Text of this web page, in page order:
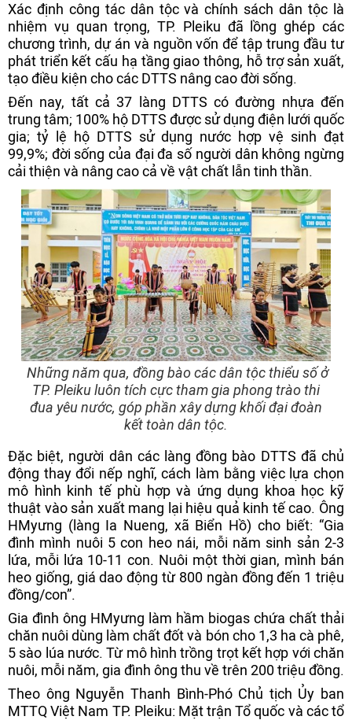
Xác định công tác dân tộc và chính sách dân tộc là
nhiệm vụ quan trọng, TP. Pleiku đã lồng ghép các
chương trình, dự án và nguồn vốn để tập trung đầu tư
phát triển kết cấu hạ tầng giao thông, hỗ trợ sản xuất,
tạo điều kiện cho các DTTS nâng cao đời sống.
Đến nay, tất cả 37 làng DTTS có đường nhựa đến
trung tâm; 100% hộ DTTS được sử dụng điện lưới quốc
gia; tỷ lệ hộ DTTS sử dụng nước hợp vệ sinh đạt
99,9%; đời sống của đại đa số người dân không ngừng
cải thiện và nâng cao cả về vật chất lẫn tinh thần.
Những năm qua, đồng bào các dân tộc thiểu số ở
TP. Pleiku luôn tích cực tham gia phong trào thi
đua yêu nước, góp phần xây dựng khối đại đoàn
kết toàn dân tộc.
Đặc biệt, người dân các làng đồng bào DTTS đã chủ
động thay đổi nếp nghĩ, cách làm bằng việc lựa chọn
mô hình kinh tế phù hợp và ứng dụng khoa học kỹ
thuật vào sản xuất mang lại hiệu quả kinh tế cao. Ông
HMyưng (làng Ia Nueng, xã Biển Hồ) cho biết: “Gia
đình mình nuôi 5 con heo nái, mỗi năm sinh sản 2-3
lứa, mỗi lứa 10-11 con. Nuôi một thời gian, mình bán
heo giống, giá dao động từ 800 ngàn đồng đến 1 triệu
đồng/con”.
Gia đình ông HMyưng làm hầm biogas chứa chất thải
chăn nuôi dùng làm chất đốt và bón cho 1,3 ha cà phê,
5 sào lúa nước. Từ mô hình trồng trọt kết hợp với chăn
nuôi, mỗi năm, gia đình ông thu về trên 200 triệu đồng.
Theo ông Nguyễn Thanh Bình-Phó Chủ tịch Ủy ban
MTTQ Việt Nam TP. Pleiku: Mặt trận Tổ quốc và các tổ